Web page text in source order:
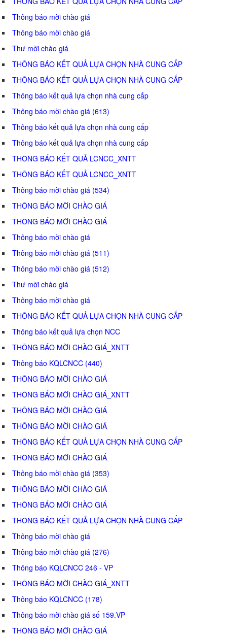
Thông báo mời chào giá
Thông báo mời chào giá
Thư mời chào giá
THÔNG BÁO KẾT QUẢ LỰA CHỌN NHÀ CUNG CẤP
THÔNG BÁO KẾT QUẢ LỰA CHỌN NHÀ CUNG CẤP
Thông báo kết quả lựa chọn nhà cung cấp
Thông báo mời chào giá (613)
Thông báo kết quả lựa chọn nhà cung cấp
Thông báo kết quả lựa chọn nhà cung cấp
THÔNG BÁO KẾT QUẢ LCNCC_XNTT
THÔNG BÁO KẾT QUẢ LCNCC_XNTT
Thông báo mời chào giá (534)
THÔNG BÁO MỜI CHÀO GIÁ
THÔNG BÁO MỜI CHÀO GIÁ
Thông báo mời chào giá
Thông báo mời chào giá (511)
Thông báo mời chào giá (512)
Thư mời chào giá
Thông báo mời chào giá
THÔNG BÁO KẾT QUẢ LỰA CHỌN NHÀ CUNG CẤP
Thông báo kết quả lựa chọn NCC
THÔNG BÁO MỜI CHÀO GIÁ_XNTT
Thông báo KQLCNCC (440)
THÔNG BÁO MỜI CHÀO GIÁ
THÔNG BÁO MỜI CHÀO GIÁ_XNTT
THÔNG BÁO MỜI CHÀO GIÁ
THÔNG BÁO MỜI CHÀO GIÁ
THÔNG BÁO KẾT QUẢ LỰA CHỌN NHÀ CUNG CẤP
THÔNG BÁO MỜI CHÀO GIÁ
Thông báo mời chào giá (353)
THÔNG BÁO MỜI CHÀO GIÁ
THÔNG BÁO MỜI CHÀO GIÁ
THÔNG BÁO KẾT QUẢ LỰA CHỌN NHÀ CUNG CẤP
Thông báo mời chào giá
Thông báo mời chào giá (276)
Thông báo KQLCNCC 246 - VP
THÔNG BÁO MỜI CHÀO GIÁ_XNTT
Thông báo KQLCNCC (178)
Thông báo mời chào giá số 159.VP
THÔNG BÁO MỜI CHÀO GIÁ